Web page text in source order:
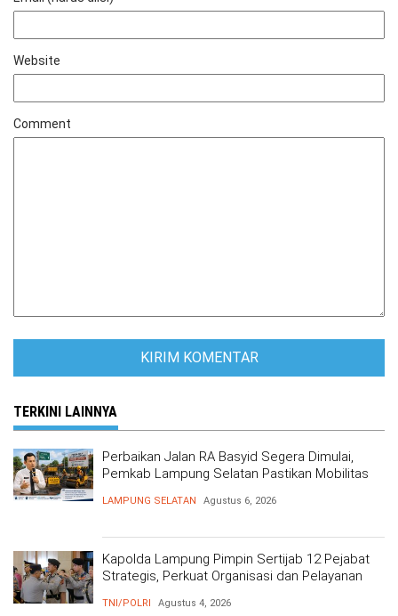
Website
Comment
TERKINI LAINNYA
Perbaikan Jalan RA Basyid Segera Dimulai,
Pemkab Lampung Selatan Pastikan Mobilitas
LAMPUNG SELATAN Agustus 6, 2026
Kapolda Lampung Pimpin Sertijab 12 Pejabat
Strategis, Perkuat Organisasi dan Pelayanan
TNI/POLRI Agustus 4, 2026